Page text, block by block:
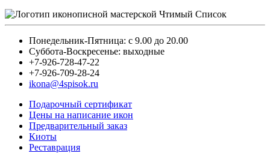
Понедельник-Пятница: с 9.00 до 20.00
Суббота-Воскресенье: выходные
+7-926-728-47-22
+7-926-709-28-24
ikona@4spisok.ru
Подарочный сертификат
Цены на написание икон
Предварительный заказ
Киоты
Реставрация